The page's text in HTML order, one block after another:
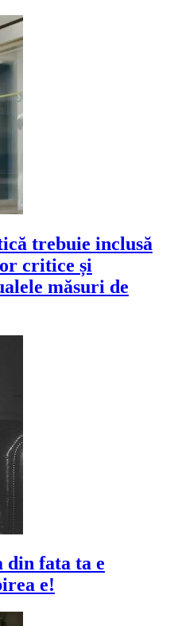
trebuie inclusă
critice și
măsuri de
din fata ta e
e!